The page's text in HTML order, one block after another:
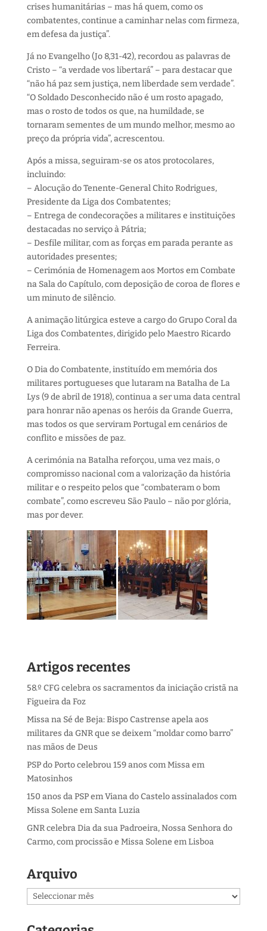
crises humanitárias – mas há quem, como os
combatentes, continue a caminhar nelas com firmeza,
em defesa da justiça”.
Já no Evangelho (Jo 8,31-42), recordou as palavras de
Cristo – “a verdade vos libertará” – para destacar que
“não há paz sem justiça, nem liberdade sem verdade”.
“O Soldado Desconhecido não é um rosto apagado,
mas o rosto de todos os que, na humildade, se
tornaram sementes de um mundo melhor, mesmo ao
preço da própria vida”, acrescentou.
Após a missa, seguiram-se os atos protocolares,
incluindo:
– Alocução do Tenente-General Chito Rodrigues,
Presidente da Liga dos Combatentes;
– Entrega de condecorações a militares e instituições
destacadas no serviço à Pátria;
– Desfile militar, com as forças em parada perante as
autoridades presentes;
– Cerimónia de Homenagem aos Mortos em Combate
na Sala do Capítulo, com deposição de coroa de flores e
um minuto de silêncio.
A animação litúrgica esteve a cargo do Grupo Coral da
Liga dos Combatentes, dirigido pelo Maestro Ricardo
Ferreira.
O Dia do Combatente, instituído em memória dos
militares portugueses que lutaram na Batalha de La
Lys (9 de abril de 1918), continua a ser uma data central
para honrar não apenas os heróis da Grande Guerra,
mas todos os que serviram Portugal em cenários de
conflito e missões de paz.
A cerimónia na Batalha reforçou, uma vez mais, o
compromisso nacional com a valorização da história
militar e o respeito pelos que “combateram o bom
combate”, como escreveu São Paulo – não por glória,
mas por dever.
Artigos recentes
58.º CFG celebra os sacramentos da iniciação cristã na
Figueira da Foz
Missa na Sé de Beja: Bispo Castrense apela aos
militares da GNR que se deixem “moldar como barro”
nas mãos de Deus
PSP do Porto celebrou 159 anos com Missa em
Matosinhos
150 anos da PSP em Viana do Castelo assinalados com
Missa Solene em Santa Luzia
GNR celebra Dia da sua Padroeira, Nossa Senhora do
Carmo, com procissão e Missa Solene em Lisboa
Arquivo
Arquivo